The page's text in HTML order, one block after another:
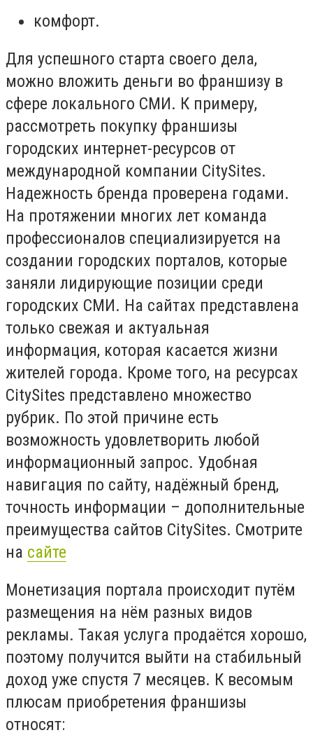
комфорт.
Для успешного старта своего дела,
можно вложить деньги во франшизу в
сфере локального СМИ. К примеру,
рассмотреть покупку франшизы
городских интернет-ресурсов от
международной компании CitySites.
Надежность бренда проверена годами.
На протяжении многих лет команда
профессионалов специализируется на
создании городских порталов, которые
заняли лидирующие позиции среди
городских СМИ. На сайтах представлена
только свежая и актуальная
информация, которая касается жизни
жителей города. Кроме того, на ресурсах
CitySites представлено множество
рубрик. По этой причине есть
возможность удовлетворить любой
информационный запрос. Удобная
навигация по сайту, надёжный бренд,
точность информации – дополнительные
преимущества сайтов CitySites. Смотрите
на сайте
Монетизация портала происходит путём
размещения на нём разных видов
рекламы. Такая услуга продаётся хорошо,
поэтому получится выйти на стабильный
доход уже спустя 7 месяцев. К весомым
плюсам приобретения франшизы
относят: